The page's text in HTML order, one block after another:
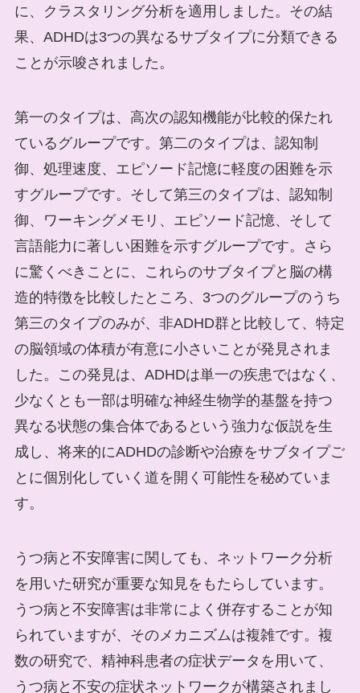
に、クラスタリング分析を適用しました。その結
果、ADHDは3つの異なるサブタイプに分類できる
ことが示唆されました。
第一のタイプは、高次の認知機能が比較的保たれ
ているグループです。第二のタイプは、認知制
御、処理速度、エピソード記憶に軽度の困難を示
すグループです。そして第三のタイプは、認知制
御、ワーキングメモリ、エピソード記憶、そして
言語能力に著しい困難を示すグループです。さら
に驚くべきことに、これらのサブタイプと脳の構
造的特徴を比較したところ、3つのグループのうち
第三のタイプのみが、非ADHD群と比較して、特定
の脳領域の体積が有意に小さいことが発見されま
した。この発見は、ADHDは単一の疾患ではなく、
少なくとも一部は明確な神経生物学的基盤を持つ
異なる状態の集合体であるという強力な仮説を生
成し、将来的にADHDの診断や治療をサブタイプご
とに個別化していく道を開く可能性を秘めていま
す。
うつ病と不安障害に関しても、ネットワーク分析
を用いた研究が重要な知見をもたらしています。
うつ病と不安障害は非常によく併存することが知
られていますが、そのメカニズムは複雑です。複
数の研究で、精神科患者の症状データを用いて、
うつ病と不安の症状ネットワークが構築されまし